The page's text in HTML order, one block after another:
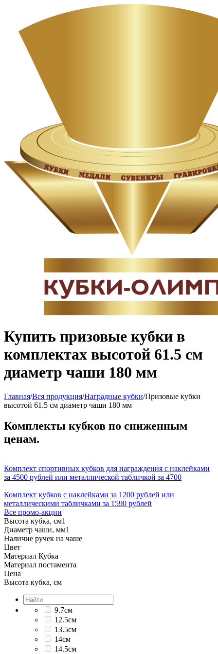
Купить призовые кубки в
комплектах высотой 61.5 см
диаметр чаши 180 мм
Главная/Вся продукция/Наградные кубки/Призовые кубки
высотой 61.5 см диаметр чаши 180 мм
Комплекты кубков по сниженным
ценам.
Комплект спортивных кубков для награждения с наклейками
за 4500 рублей или металлической табличкой за 4700
Комплект кубков с наклейками за 1200 рублей или
металлическими табличками за 1590 рублей
Все промо-акции
Высота кубка, см1
Диаметр чаши, мм1
Наличие ручек на чаше
Цвет
Материал Кубка
Материал постамента
Цена
Высота кубка, см
9.7см
12.5см
13.5см
14см
14.5см